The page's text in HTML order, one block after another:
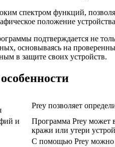
спектром функций,
положение
подтверждается не
основываясь на
в защите своих устройств.
Prey позволяет
и
Программа Prey может
кражи или утери
С помощью Prey можно